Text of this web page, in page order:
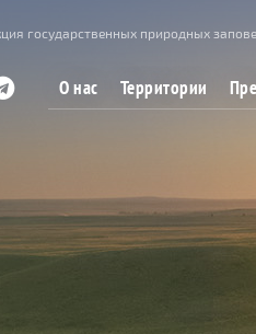
государственных природных
О нас Территории